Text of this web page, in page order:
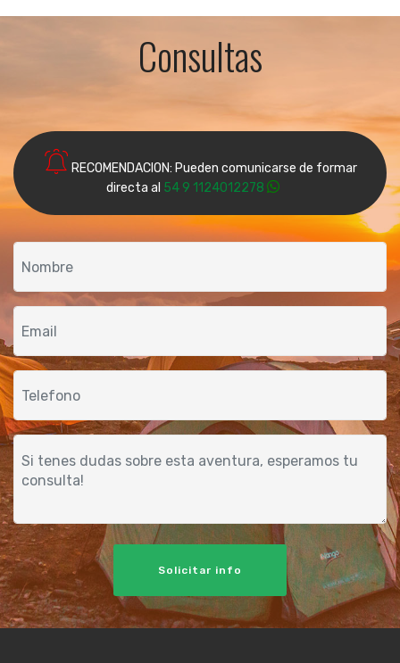
Consultas
RECOMENDACION: Pueden comunicarse de formar
directa al 54 9 1124012278
Solicitar info